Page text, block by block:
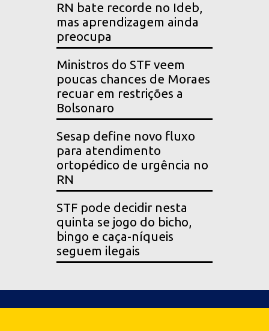
RN bate recorde no Ideb,
mas aprendizagem ainda
preocupa
Ministros do STF veem
poucas chances de Moraes
recuar em restrições a
Bolsonaro
Sesap define novo fluxo
para atendimento
ortopédico de urgência no
RN
STF pode decidir nesta
quinta se jogo do bicho,
bingo e caça-níqueis
seguem ilegais